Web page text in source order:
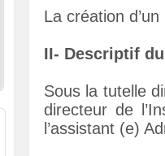
Rapport préliminaire du CNDH
l’observation des élections
La création
II- Descriptif
Sous la tutelle
directeur de
l’assistant (e)